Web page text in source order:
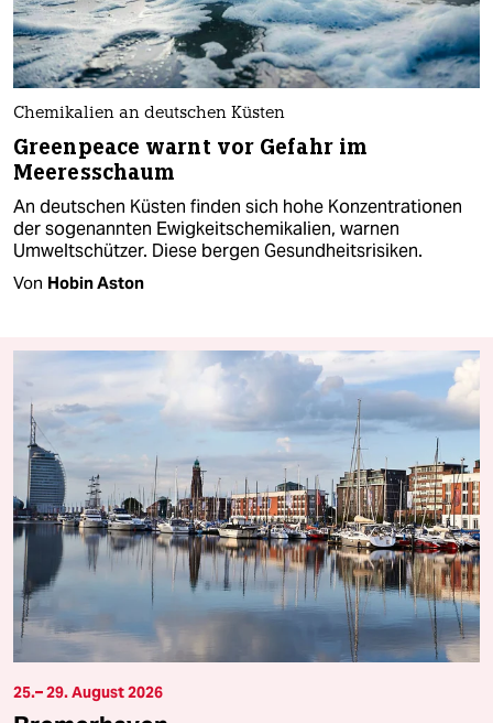
Chemikalien an deutschen Küsten
Greenpeace warnt vor Gefahr im
Meeresschaum
An deutschen Küsten finden sich hohe Konzentrationen
der sogenannten Ewigkeitschemikalien, warnen
Umweltschützer. Diese bergen Gesundheitsrisiken.
Von Hobin Aston
25.– 29. August 2026